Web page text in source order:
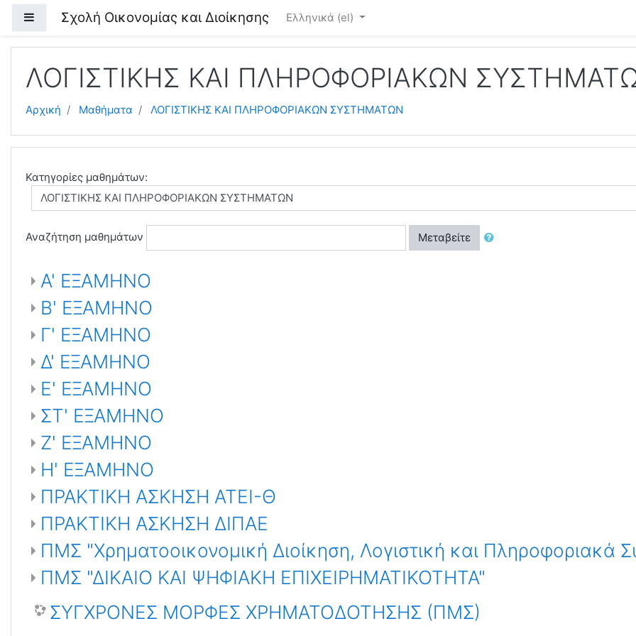
Πλευρικός πίνακας
Σχολή Οικονομίας και Διοίκησης Ελληνικά ‎(el)‎
ΛΟΓΙΣΤΙΚΗΣ ΚΑΙ ΠΛΗΡΟΦΟΡΙΑΚΩΝ
Αρχική Μαθήματα ΛΟΓΙΣΤΙΚΗΣ ΚΑΙ ΠΛΗΡΟΦΟΡΙΑΚΩΝ ΣΥΣΤΗΜΑΤΩΝ
Κατηγορίες μαθημάτων:
Αναζήτηση μαθημάτων
Μεταβείτε
Α' ΕΞΑΜΗΝΟ
Β' ΕΞΑΜΗΝΟ
Γ' ΕΞΑΜΗΝΟ
Δ' ΕΞΑΜΗΝΟ
Ε' ΕΞΑΜΗΝΟ
ΣΤ' ΕΞΑΜΗΝΟ
Ζ' ΕΞΑΜΗΝΟ
Η' ΕΞΑΜΗΝΟ
ΠΡΑΚΤΙΚΗ ΑΣΚΗΣΗ ΑΤΕΙ-Θ
ΠΡΑΚΤΙΚΗ ΑΣΚΗΣΗ ΔΙΠΑΕ
ΠΜΣ "Χρηματοοικονομική Διοίκηση, Λογιστική και Πληροφοριακά
ΠΜΣ "ΔΙΚΑΙΟ ΚΑΙ ΨΗΦΙΑΚΗ ΕΠΙΧΕΙΡΗΜΑΤΙΚΟΤΗΤΑ"
ΣΥΓΧΡΟΝΕΣ ΜΟΡΦΕΣ ΧΡΗΜΑΤΟΔΟΤΗΣΗΣ (ΠΜΣ)